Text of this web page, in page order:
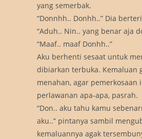
yang semerbak.
“Donnhh.. Donhh..” Dia
“Aduh.. Nin.. yang benar aja
“Maaf.. maaf Donhh..”
Aku berhenti sesaat untuk
dibiarkan terbuka. Kemaluan
menahan, agar
perlawanan apa-apa, pasrah.
“Don.. aku tahu kamu
aku..” pintanya sambil
kemaluannya agak